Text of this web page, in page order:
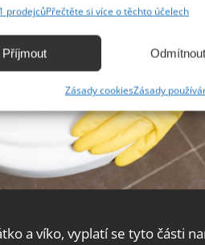
zařízení na základě automaticky
aktivně vyžádaných informací.
bezpečnosti, předcházení a
chyb, Poskytování a
a sdělování voleb ochrany
prodejcůPřečtěte si více o těchto účelech
Příjmout Odmítnout
Zásady cookiesZásady
a víko, vyplatí se tyto části